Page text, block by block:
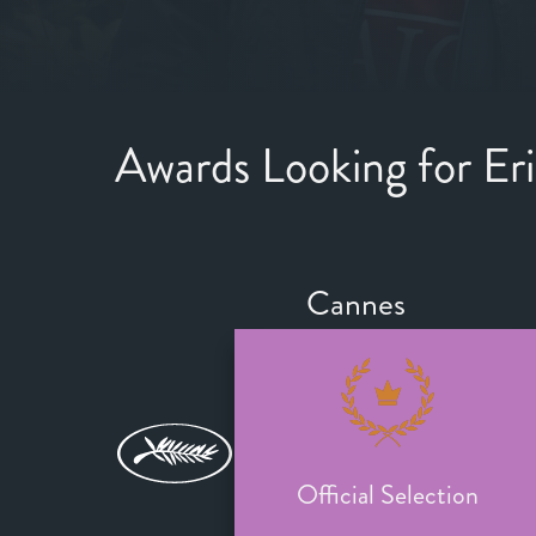
Awards Looking for
Cannes
Official Selection